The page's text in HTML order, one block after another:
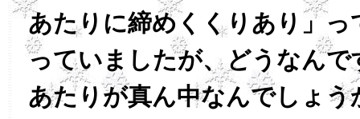
あたりに締めくくりあり」っ
っていましたが、どうなん
あたりが真ん中なんでしょ